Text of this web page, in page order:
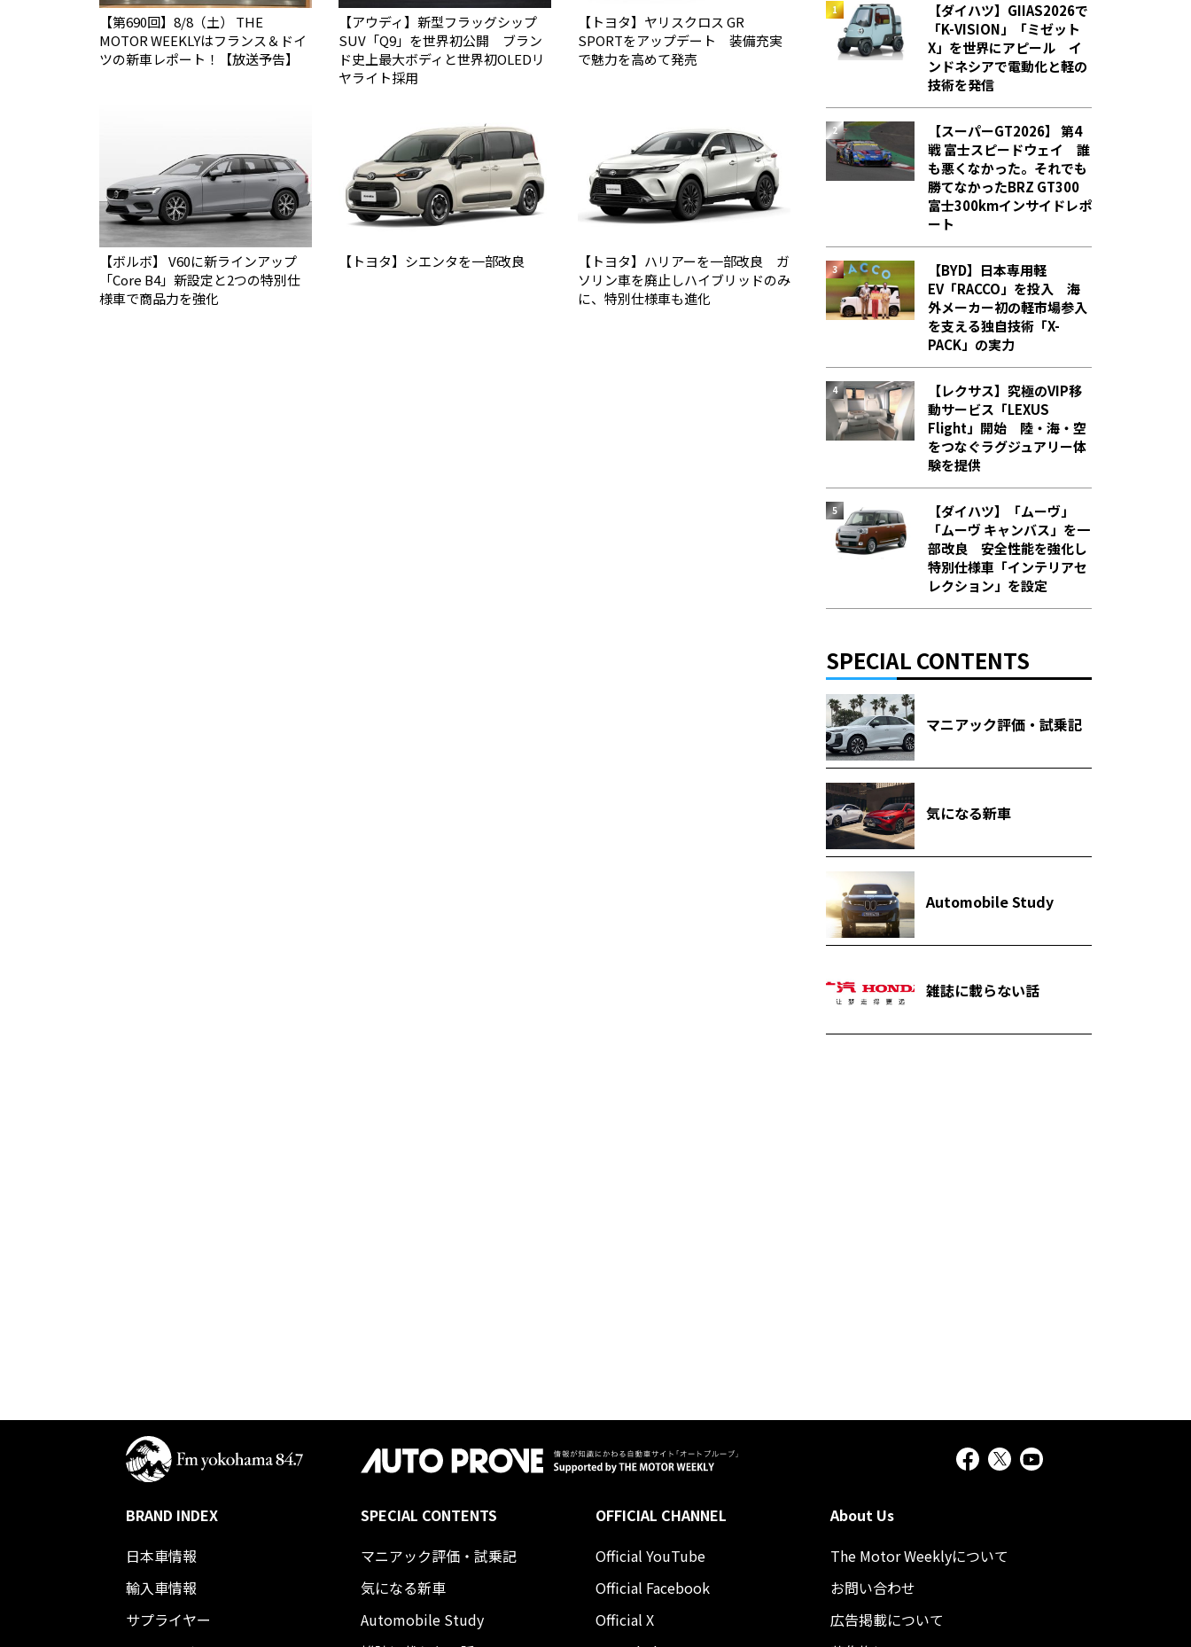
【第690回】8/8（土） THE
MOTOR WEEKLYはフランス＆ドイ
ツの新車レポート！【放送予告】
【アウディ】新型フラッグシップ
SUV「Q9」を世界初公開 ブラン
ド史上最大ボディと世界初OLEDリ
ヤライト採用
【トヨタ】ヤリスクロス GR
SPORTをアップデート 装備充実
で魅力を高めて発売
【ボルボ】 V60に新ラインアップ
「Core B4」新設定と2つの特別仕
様車で商品力を強化
【トヨタ】シエンタを一部改良
【トヨタ】ハリアーを一部改良 ガ
ソリン車を廃止しハイブリッドのみ
に、特別仕様車も進化
【ダイハツ】GIIAS2026で
「K-VISION」「ミゼット
X」を世界にアピール イ
ンドネシアで電動化と軽の
技術を発信
【スーパーGT2026】 第4
戦 富士スピードウェイ 誰
も悪くなかった。それでも
勝てなかった――BRZ GT300
富士300kmインサイドレポ
ート
【BYD】日本専用軽
EV「RACCO」を投入 海
外メーカー初の軽市場参入
を支える独自技術「X-
PACK」の実力
【レクサス】究極のVIP移
動サービス「LEXUS
Flight」開始 陸・海・空
をつなぐラグジュアリー体
験を提供
【ダイハツ】「ムーヴ」
「ムーヴ キャンバス」を一
部改良 安全性能を強化し
特別仕様車「インテリアセ
レクション」を設定
SPECIAL CONTENTS
マニアック評価・試乗記
気になる新車
Automobile Study
雑誌に載らない話
BRAND INDEX
日本車情報​
輸入車情報
サプライヤー
SPECIAL CONTENTS
マニアック評価・試乗記
気になる新車
Automobile Study
OFFICIAL CHANNEL
Official YouTube
Official Facebook
Official X
About Us
The Motor Weeklyについて
お問い合わせ
広告掲載について